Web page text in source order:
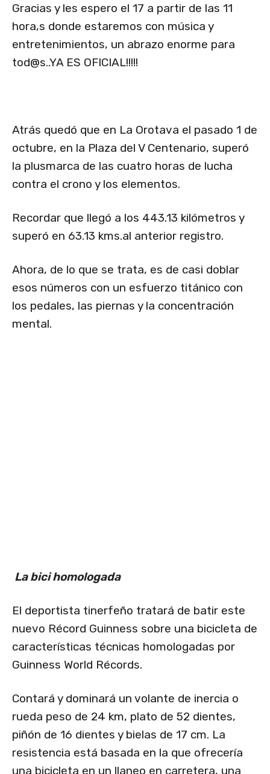
Gracias y les espero el 17 a partir de las 11
hora,s donde estaremos con música y
entretenimientos, un abrazo enorme para
tod@s..YAES OFICIAL!!!!!
Atrás quedó que en La Orotava el pasado 1 de
octubre, en la Plaza del V Centenario, superó
la plusmarca de las cuatro horas de lucha
contra el crono y los elementos.
Recordar que llegó a los 443.13 kilómetros y
superó en 63.13 kms.al anterior registro.
Ahora, de lo que se trata, es de casi doblar
esos números con un esfuerzo titánico con
los pedales, las piernas y la concentración
mental.
La bici homologada
El deportista tinerfeño tratará de batir este
nuevo Récord Guinness sobre una bicicleta de
características técnicas homologadas por
Guinness World Récords.
Contará y dominará un volante de inercia o
rueda peso de 24 km, plato de 52 dientes,
piñón de 16 dientes y bielas de 17 cm. La
resistencia está basada en la que ofrecería
una bicicleta en un llaneo en carretera, una